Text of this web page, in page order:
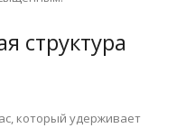
структура
который удерживает